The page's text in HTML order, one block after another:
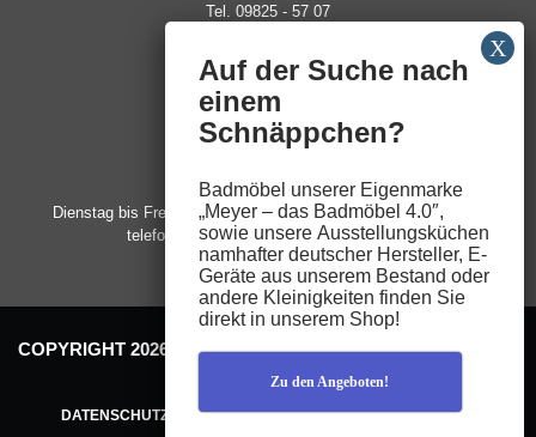
Tel. 09825 - 57 07
ÖFFNUNGSZEITEN
Montag:
Uhr
Dienstag bis Freitag, sowie feste Termine nach­
telefonischer­ Vereinbarung
COPYRIGHT 2026 © SCHREINEREI MEYER. ALLE RECHTE
VORBEHALTEN.
DATENSCHUTZ IMPRESSUM KONTAKT SITEMAP
Auf der Suche nach
einem
Schnäppchen?
Badmöbel unserer Eigenmarke
„Meyer – das Badmöbel 4.0″,
sowie unsere Ausstellungsküchen
namhafter deutscher Hersteller, E-
Geräte aus unserem Bestand oder
andere Kleinigkeiten finden Sie
direkt in unserem Shop!
Zu den Angeboten!